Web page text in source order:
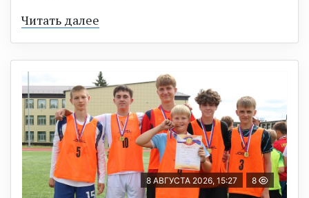
Читать далее
8 АВГУСТА 2026, 15:27 8